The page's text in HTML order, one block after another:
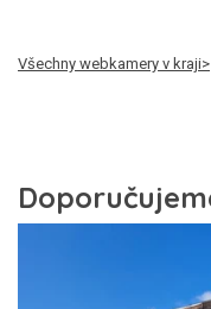
Všechny webkamery v kraji>